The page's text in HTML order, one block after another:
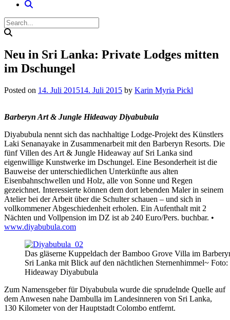
Neu in Sri Lanka: Private Lodges mitten
im Dschungel
Posted on 14. Juli 201514. Juli 2015 by Karin Myria Pickl
Barberyn Art & Jungle Hideaway Diyabubula
Diyabubula nennt sich das nachhaltige Lodge-Projekt des Künstlers
Laki Senanayake in Zusammenarbeit mit den Barberyn Resorts. Die
fünf Villen des Art & Jungle Hideaway auf Sri Lanka sind
eigenwillige Kunstwerke im Dschungel. Eine Besonderheit ist die
Bauweise der unterschiedlichen Unterkünfte aus alten
Eisenbahnschwellen und Holz, alle von Sonne und Regen
gezeichnet. Interessierte können dem dort lebenden Maler in seinem
Atelier bei der Arbeit über die Schulter schauen – und sich in
vollkommener Abgeschiedenheit erholen. Ein Aufenthalt mit 2
Nächten und Vollpension im DZ ist ab 240 Euro/Pers. buchbar. •
www.diyabubula.com
Das gläserne Kuppeldach der Bamboo Grove Villa im
Sri Lanka mit Blick auf den nächtlichen Sternenhimmel~
Hideaway Diyabubula
Zum Namensgeber für Diyabubula wurde die sprudelnde Quelle auf
dem Anwesen nahe Dambulla im Landesinneren von Sri Lanka,
130 Kilometer von der Hauptstadt Colombo entfernt.